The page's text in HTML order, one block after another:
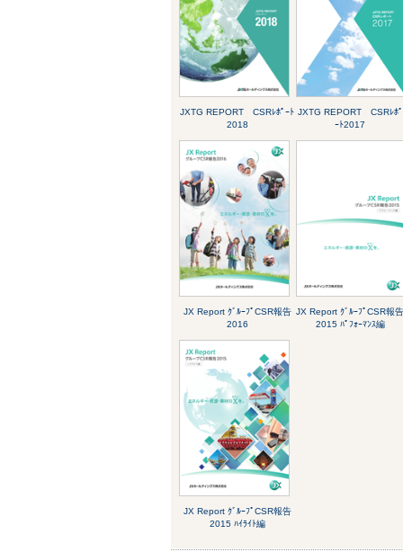
JXTG REPORT CSRﾚﾎﾟｰﾄ
2018
JXTG REPORT CSRﾚﾎﾟ
ｰﾄ2017
JX Report ｸﾞﾙｰﾌﾟCSR報告
2016
JX Report ｸﾞﾙｰﾌﾟCSR報
2015 ﾊﾟﾌｫｰﾏﾝｽ編
JX Report ｸﾞﾙｰﾌﾟCSR報告
2015 ﾊｲﾗｲﾄ編